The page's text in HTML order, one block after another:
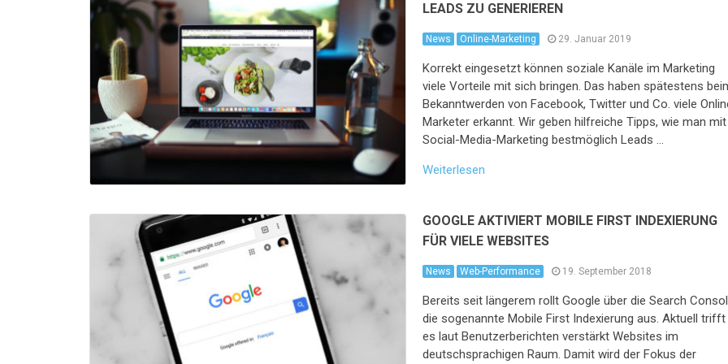
LEADS ZU GENERIEREN
News Online-Marketing 29. Januar 2019
Korrekt eingesetzt können soziale Kanäle im Marketing
viele Vorteile mit sich bringen. Das haben spätestens
Bekanntwerden von Facebook, Twitter und Co. viele
Marketer erkannt. Wir geben hilfreiche Tipps, wie man mit
Social-Media-Marketing bestmöglich Leads …
Weiterlesen
GOOGLE AKTIVIERT MOBILE FIRST INDEXIERUNG
FÜR VIELE WEBSITES
News Web-Performance 19. September 2018
Bereits seit längerem rollt Google über die Search
die sogenannte Mobile First Indexierung aus. Aktuell trifft
es laut Benutzerberichten verstärkt Websites im
deutschsprachigen Raum. Damit wird der Fokus der